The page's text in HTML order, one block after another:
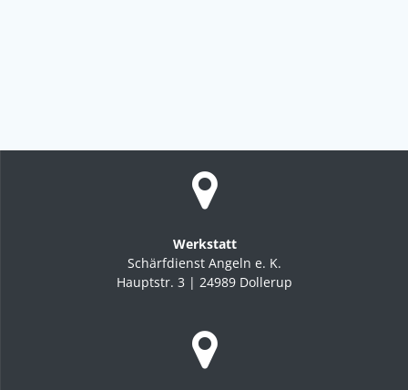
Werkstatt
Schärfdienst Angeln e. K.
Hauptstr. 3 | 24989 Dollerup